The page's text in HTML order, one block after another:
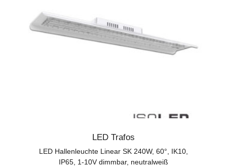
LED Trafos
LED Hallenleuchte Linear SK 240W, 60°, IK10,
IP65, 1-10V dimmbar, neutralweiß